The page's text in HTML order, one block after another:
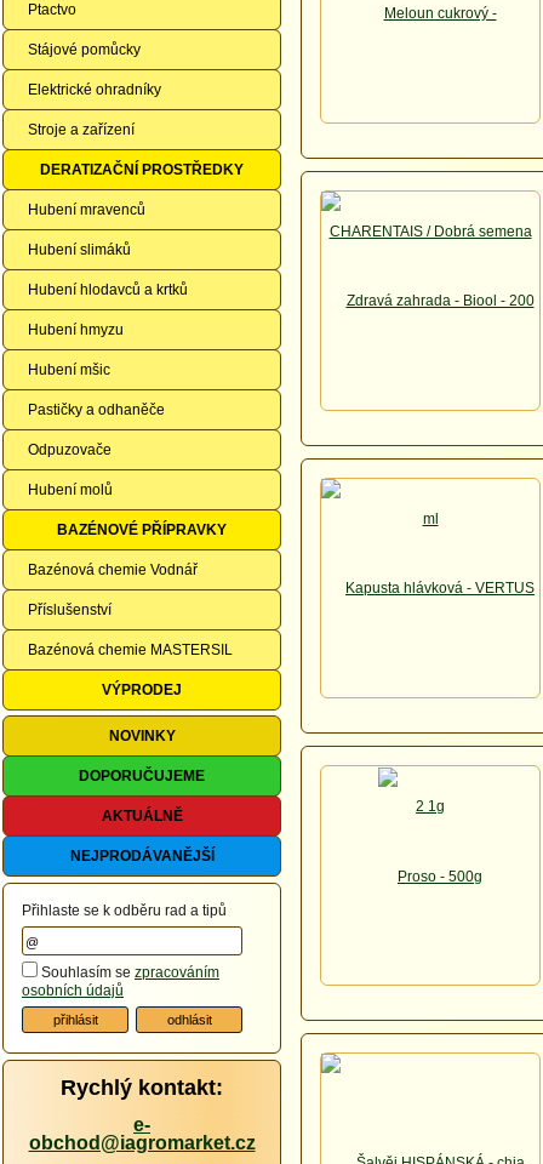
Ptactvo
Stájové pomůcky
Elektrické ohradníky
Stroje a zařízení
DERATIZAČNÍ PROSTŘEDKY
Hubení mravenců
Hubení slimáků
Hubení hlodavců a krtků
Hubení hmyzu
Hubení mšic
Pastičky a odhaněče
Odpuzovače
Hubení molů
BAZÉNOVÉ PŘÍPRAVKY
Bazénová chemie Vodnář
Příslušenství
Bazénová chemie MASTERSIL
VÝPRODEJ
NOVINKY
DOPORUČUJEME
AKTUÁLNĚ
NEJPRODÁVANĚJŠÍ
Přihlaste se k odběru rad a tipů
Souhlasím se zpracováním
osobních údajů
Rychlý kontakt:
e-
obchod@iagromarket.cz